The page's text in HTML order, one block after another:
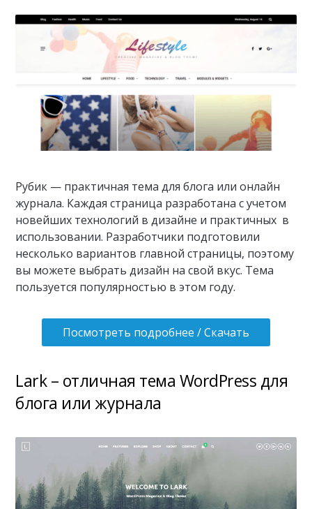
Рубик — практичная тема для блога или онлайн
журнала. Каждая страница разработана с учетом
новейших технологий в дизайне и практичных в
использовании. Разработчики подготовили
несколько вариантов главной страницы, поэтому
вы можете выбрать дизайн на свой вкус. Тема
пользуется популярностью в этом году.
Посмотреть подробнее / Скачать
Lark – отличная тема WordPress для
блога или журнала